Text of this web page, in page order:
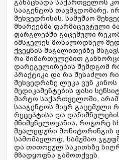
განაცხადა საქართველოს
სააგენტოს თავმჯდომარე,
შეხვედრისას. სამუშაო
მხარეებმა ფარმაცევტული
ფარგლებში გაცემული
იმსჯელეს მოსალოდნელ
ქვეყნის მაგალითებზე
რა მიმართულებით
დარეგულირების შემდგომ
პრაქტიკა და რა შესაძლო
შეხვედრაზე ლუკა ვუნ
მედიკამენტების ფასი
მარტო საქართველოში,
სააგენტოს მიერ გაცემული
რეცეპტისა და
მნიშვნელოვანია, როგორც
შუალედური მონიტორინგის
სამომავლოდ, სამუშაო
და თითოეულ საკითხზე
მზადყოფნა გამოთქვეს.